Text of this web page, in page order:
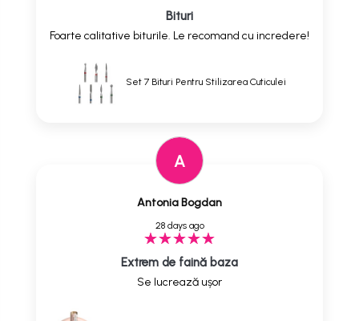
Bituri
Foarte calitative biturile. Le recomand cu incredere!
Set 7 Bituri Pentru Stilizarea Cuticulei
A
Antonia Bogdan
28 days ago
Extrem de faină baza
Se lucrează ușor